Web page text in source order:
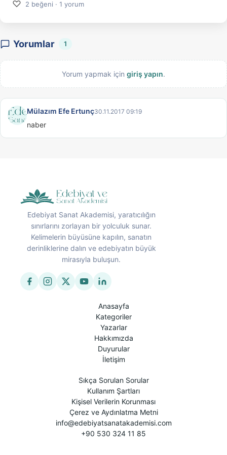
♡ 2 beğeni · 1 yorum
Yorumlar 1
Yorum yapmak için giriş yapın.
Mülazım Efe Ertunç30.11.2017 09:19
naber
Edebiyat Sanat Akademisi, yaratıcılığın
sınırlarını zorlayan bir yolculuk sunar.
Kelimelerin büyüsüne kapılın, sanatın
derinliklerine dalın ve edebiyatın büyük
mirasıyla buluşun.
Anasayfa
Kategoriler
Yazarlar
Hakkımızda
Duyurular
İletişim
Sıkça Sorulan Sorular
Kullanım Şartları
Kişisel Verilerin Korunması
Çerez ve Aydınlatma Metni
info@edebiyatsanatakademisi.com
+90 530 324 11 85